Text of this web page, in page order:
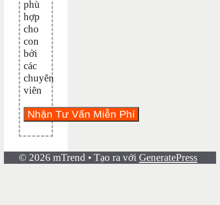
phù
hợp
cho
con
bởi
các
chuyên
viên
© 2026 mTrend • Tạo ra với GeneratePress